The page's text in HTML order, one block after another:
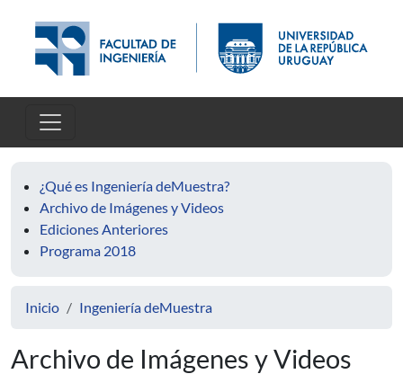
¿Qué es Ingeniería deMuestra?
Archivo de Imágenes y Videos
Ediciones Anteriores
Programa 2018
Inicio Ingeniería deMuestra
Archivo de Imágenes y Videos